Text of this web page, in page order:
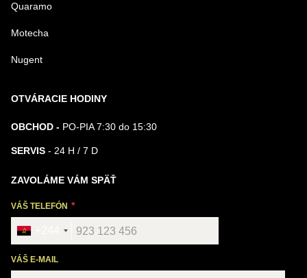
Quaramo
Motecha
Nugent
OTVÁRACIE HODINY
OBCHOD - PO-PIA 7:30 do 15:30
SERVIS - 24 H / 7 D
ZAVOLÁME VÁM SPÄŤ
VÁŠ TELEFÓN
VÁŠ E-MAIL